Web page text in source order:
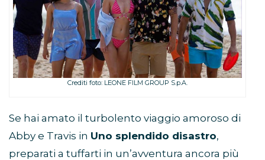
Crediti foto: LEONE FILM GROUP S.p.A.
Se hai amato il turbolento viaggio amoroso di
Abby e Travis in Uno splendido disastro,
preparati a tuffarti in un’avventura ancora più